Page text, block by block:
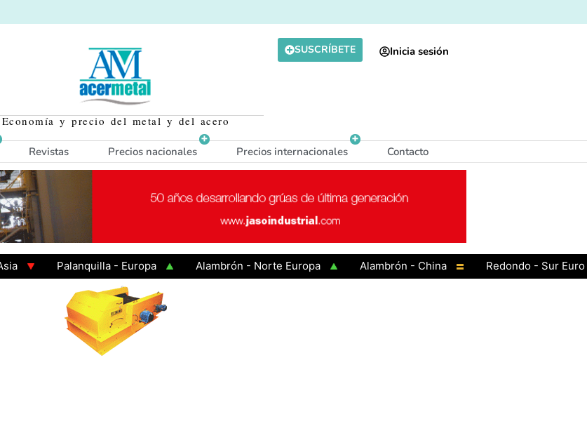
Economía y precio del metal y del acero
SUSCRÍBETE Inicia sesión
Revistas Precios nacionales Precios internacionales Contacto
Palanquilla - Europa Alambrón - Norte Europa Alambrón - China
Redondo - Sur Europa